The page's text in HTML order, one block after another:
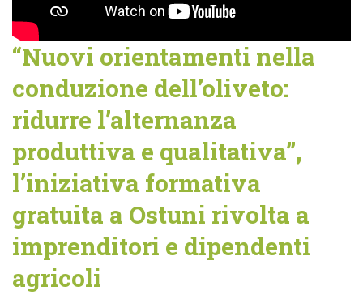
“Nuovi orientamenti nella
conduzione dell’oliveto:
ridurre l’alternanza
produttiva e qualitativa”,
l’iniziativa formativa
gratuita a Ostuni rivolta a
imprenditori e dipendenti
agricoli